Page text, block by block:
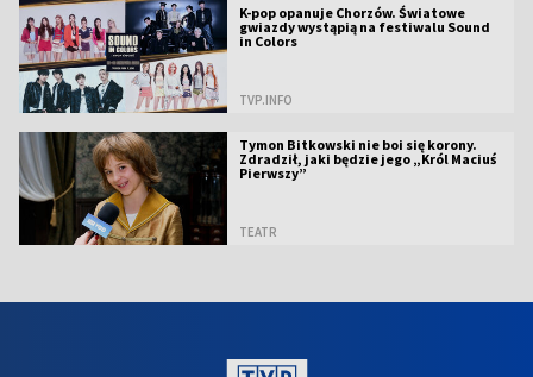
K-pop opanuje Chorzów. Światowe
gwiazdy wystąpią na festiwalu Sound
in Colors
TVP.INFO
Tymon Bitkowski nie boi się korony.
Zdradził, jaki będzie jego „Król Maciuś
Pierwszy”
TEATR